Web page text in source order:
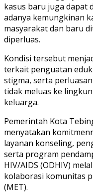
kasus baru juga dapat
adanya kemungkinan
masyarakat dan baru
diperluas.
Kondisi tersebut
terkait penguatan
stigma, serta
tidak meluas ke
keluarga.
Pemerintah Kota
menyatakan
layanan konseling,
serta program
HIV/AIDS (ODHIV)
kolaborasi komunitas
(MET).